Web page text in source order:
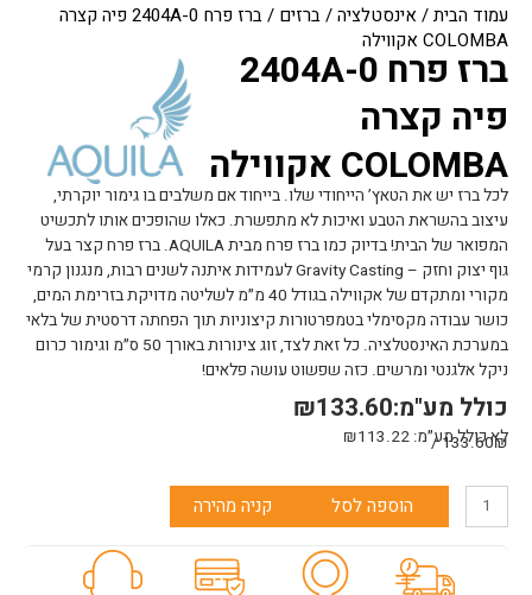
עמוד הבית/ אינסטלציה/ברזים
/ ברז פרח 2404A-0 פיה קצרה
COLOMBA אקווילה
ברז פרח 2404A-0
פיה קצרה
COLOMBA אקווילה
לכל ברז יש את הטאץ’ הייחודי שלו. בייחוד אם משלבים בו גימור יוקרתי,
עיצוב בהשראת הטבע ואיכות לא מתפשרת. כאלו שהופכים אותו לתכשיט
המפואר של הבית! בדיוק כמו ברז פרח מבית AQUILA. ברז פרח קצר בעל
גוף יצוק וחזק – Gravity Casting לעמידות איתנה לשנים רבות, מנגנון קרמי
מקורי ומתקדם של אקווילה בגודל 40 מ״מ לשליטה מדויקת בזרימת המים,
כושר עבודה מקסימלי בטמפרטורות קיצוניות תוך הפחתה דרסטית של בלאי
במערכת האינסטלציה. כל זאת לצד, זוג צינורות באורך 50 ס״מ וגימור כרום
ניקל אלגנטי ומרשים. כזה שפשוט עושה פלאים!
₪133.60כולל מע"מ:
לא כולל מע״מ: ₪113.22
133.60₪ /
כמות
הוספה לסל קניה מהירה